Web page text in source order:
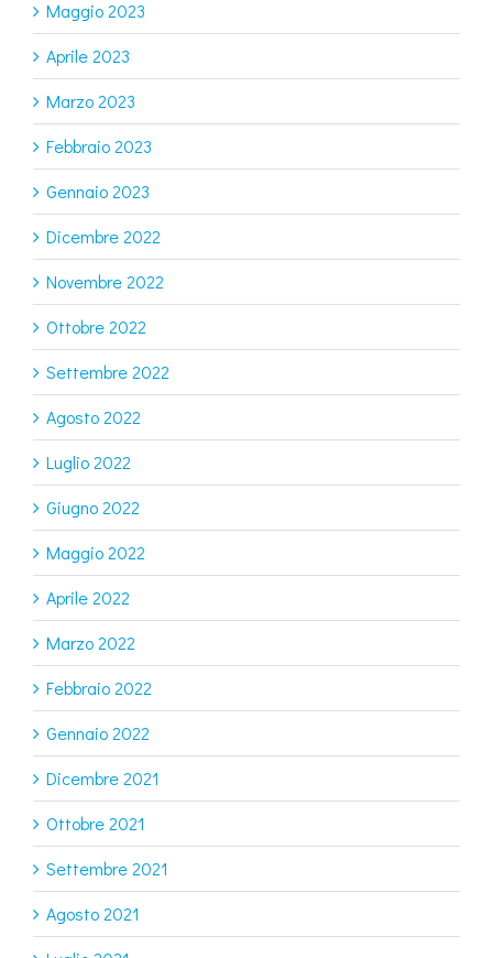
Maggio 2023
Aprile 2023
Marzo 2023
Febbraio 2023
Gennaio 2023
Dicembre 2022
Novembre 2022
Ottobre 2022
Settembre 2022
Agosto 2022
Luglio 2022
Giugno 2022
Maggio 2022
Aprile 2022
Marzo 2022
Febbraio 2022
Gennaio 2022
Dicembre 2021
Ottobre 2021
Settembre 2021
Agosto 2021